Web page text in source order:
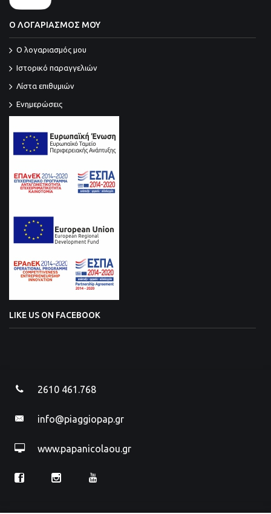
Ο ΛΟΓΑΡΙΑΣΜΟΣ ΜΟΥ
O λογαριασμός μου
Ιστορικό παραγγελιών
Λίστα επιθυμιών
Ενημερώσεις
LIKE US ON FACEBOOK
2610 461.768
info@piaggiopap.gr
www.papanicolaou.gr